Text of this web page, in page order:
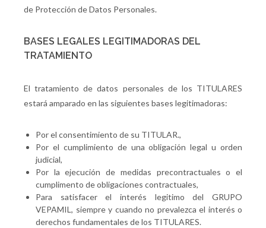
de Protección de Datos Personales.
BASES LEGALES LEGITIMADORAS DEL
TRATAMIENTO
El tratamiento de datos personales de los TITULARES
estará amparado en las siguientes bases legitimadoras:
Por el consentimiento de su TITULAR.,
Por el cumplimiento de una obligación legal u orden
judicial,
Por la ejecución de medidas precontractuales o el
cumplimento de obligaciones contractuales,
Para satisfacer el interés legitimo del GRUPO
VEPAMIL, siempre y cuando no prevalezca el interés o
derechos fundamentales de los TITULARES.